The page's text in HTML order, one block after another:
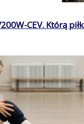
CEV. Którą